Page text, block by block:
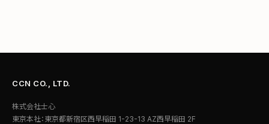
CCN CO., LTD.
株式会社士心
東京本社：東京都新宿区西早稲田 1-23-13 AZ西早稲田 2F